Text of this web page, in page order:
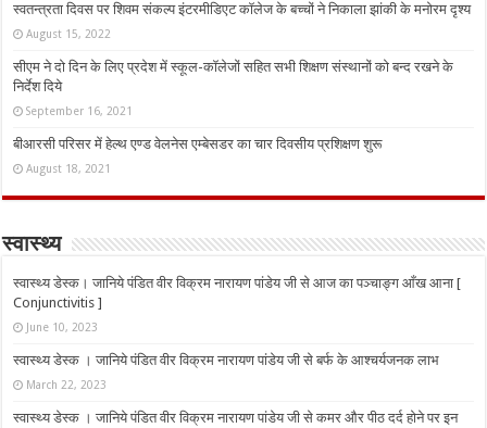
स्वतन्त्रता दिवस पर शिवम संकल्प इंटरमीडिएट कॉलेज के बच्चों ने निकाला झांकी के मनोरम दृश्य
August 15, 2022
सीएम ने दो दिन के लिए प्रदेश में स्कूल-कॉलेजों सहित सभी शिक्षण संस्थानों को बन्द रखने के
निर्देश दिये
September 16, 2021
बीआरसी परिसर में हेल्थ एण्ड वेलनेस एम्बेसडर का चार दिवसीय प्रशिक्षण शुरू
August 18, 2021
स्वास्थ्य
स्वास्थ्य डेस्क। जानिये पंडित वीर विक्रम नारायण पांडेय जी से आज का पञ्चाङ्ग आँख आना [
Conjunctivitis ]
June 10, 2023
स्वास्थ्य डेस्क । जानिये पंडित वीर विक्रम नारायण पांडेय जी से बर्फ के आश्चर्यजनक लाभ
March 22, 2023
स्वास्थ्य डेस्क । जानिये पंडित वीर विक्रम नारायण पांडेय जी से कमर और पीठ दर्द होने पर इन